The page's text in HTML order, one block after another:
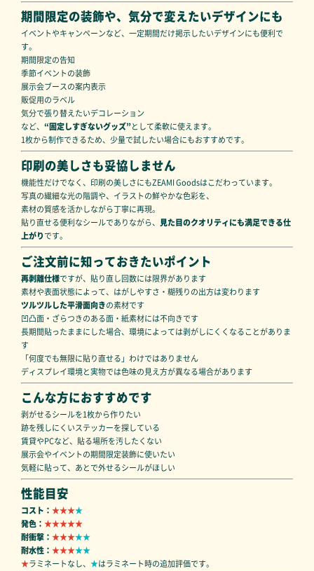
期間限定の装飾や、気分で変えたいデザインにも
イベントやキャンペーンなど、一定期間だけ掲示したいデザインにも便利で
す。
期間限定の告知
季節イベントの装飾
展示会ブースの案内表示
販促用のラベル
気分で張り替えたいデコレーション
など、“固定しすぎないグッズ”として柔軟に使えます。
1枚から制作できるため、少量で試したい場合にもおすすめです。
印刷の美しさも妥協しません
機能性だけでなく、印刷の美しさにもZEAMI Goodsはこだわっています。
写真の繊細な光の階調や、イラストの鮮やかな色彩を、
素材の質感を活かしながら丁寧に再現。
貼り直せる便利なシールでありながら、見た目のクオリティにも満足できる仕
上がりです。
ご注文前に知っておきたいポイント
再剥離仕様ですが、貼り直し回数には限界があります
素材や表面状態によって、はがしやすさ・糊残りの出方は変わります
ツルツルした平滑面向きの素材です
凹凸面・ざらつきのある面・紙素材には不向きです
長期間貼ったままにした場合、環境によっては剥がしにくくなることがありま
す
「何度でも無限に貼り直せる」わけではありません
ディスプレイ環境と実物では色味の見え方が異なる場合があります
こんな方におすすめです
剥がせるシールを1枚から作りたい
跡を残しにくいステッカーを探している
賃貸やPCなど、貼る場所を汚したくない
展示会やイベントの期間限定装飾に使いたい
気軽に貼って、あとで外せるシールがほしい
性能目安
コスト：★★★★
発色：★★★★★
耐衝撃：★★★★★
耐水性：★★★★★
★ラミネートなし、★はラミネート時の追加評価です。